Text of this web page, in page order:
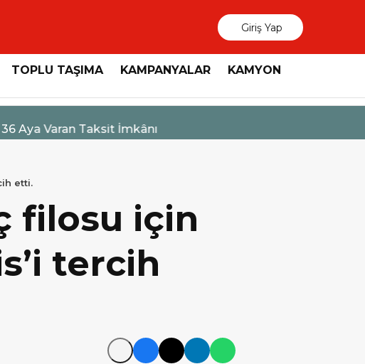
Giriş Yap
TOPLU TAŞIMA KAMPANYALAR KAMYON
etti.
filosu için
tercih